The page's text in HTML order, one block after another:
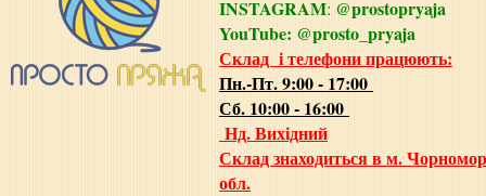
INSTAGRAM: @prostopryaja
YouTube: @prosto_pryaja
Склад і телефони працюють:
Пн.-Пт. 9:00 - 17:00
Сб. 10:00 - 16:00
Нд. Вихідний
Склад знаходиться в м.
обл.